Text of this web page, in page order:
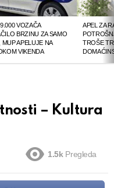
VOZAČA
BRZINU ZA SAMO
MUP APELUJE NA
VIKENDA
APEL ZA
TROŠE
– Kultura
1.5k Pregleda